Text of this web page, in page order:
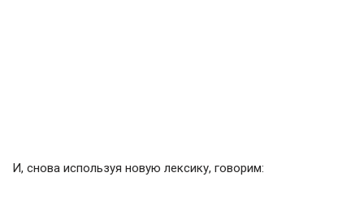
И, снова используя новую лексику, говорим: